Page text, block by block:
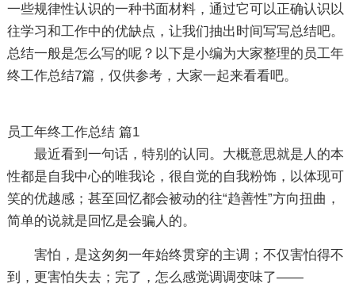
一些规律性认识的一种书面材料，通过它可以正确认识以
往学习和工作中的优缺点，让我们抽出时间写写总结吧。
总结一般是怎么写的呢？以下是小编为大家整理的员工年
终工作总结7篇，仅供参考，大家一起来看看吧。
员工年终工作总结 篇1
最近看到一句话，特别的认同。大概意思就是人的本
性都是自我中心的唯我论，很自觉的自我粉饰，以体现可
笑的优越感；甚至回忆都会被动的往“趋善性”方向扭曲，
简单的说就是回忆是会骗人的。
害怕，是这匆匆一年始终贯穿的主调；不仅害怕得不
到，更害怕失去；完了，怎么感觉调调变味了——